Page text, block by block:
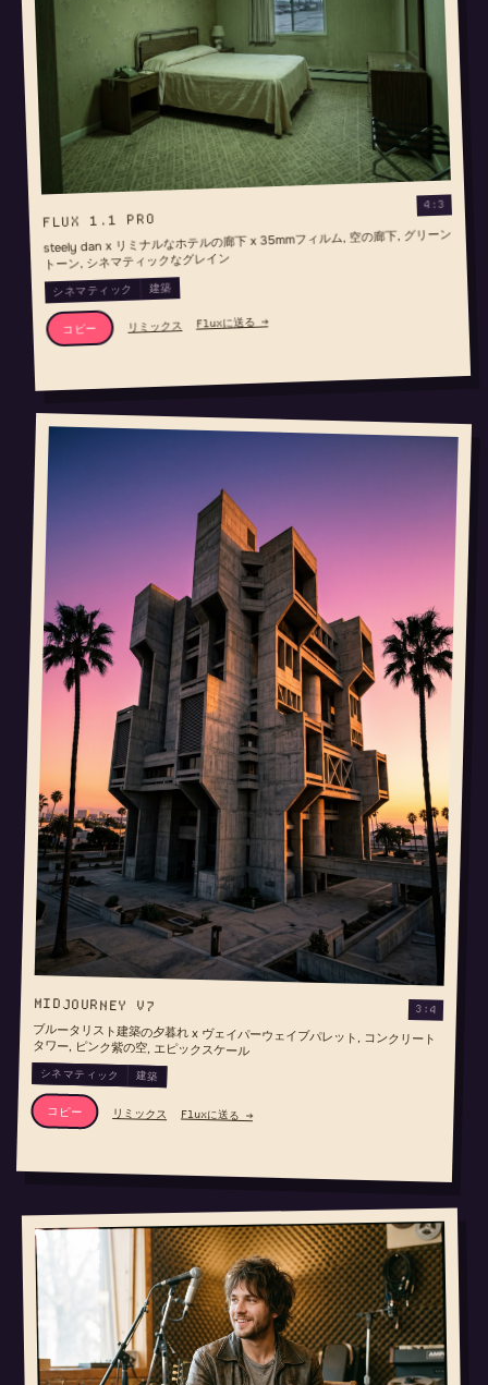
FLUX 1.1 PRO
4:3
steely dan x リミナルなホテルの廊下 x 35mmフィルム, 空の廊下, グリーン
トーン, シネマティックなグレイン
シネマティック 建築
コピー リミックス Fluxに送る →
MIDJOURNEY V7 3:4
ブルータリスト建築の夕暮れ x ヴェイパーウェイブパレット, コンクリート
タワー, ピンク紫の空, エピックスケール
シネマティック 建築
コピー リミックス Fluxに送る →